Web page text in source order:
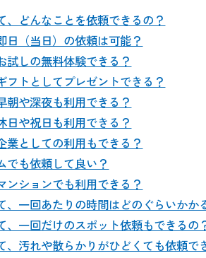
、どんなことを依頼できるの？
日（当日）の依頼は可能？
試しの無料体験できる？
フトとしてプレゼントできる？
朝や深夜も利用できる？
日や祝日も利用できる？
業としての利用もできる？
でも依頼して良い？
ンションでも利用できる？
、一回あたりの時間はどのぐらいかか
、一回だけのスポット依頼もできるの
、汚れや散らかりがひどくても依頼で